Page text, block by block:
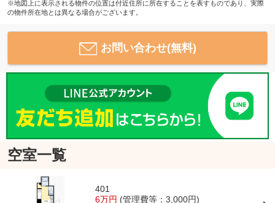
※地図上に表示される物件の位置は付近住所に所在することを表すものであり、実際
の物件所在地とは異なる場合がございます。
お問い合わせ(無料)
空室一覧
401
6万円 (管理費等：3,000円)